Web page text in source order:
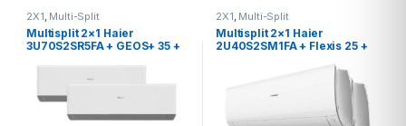
2X1, Multi-Split
Multisplit 2×1 Haier
3U70S2SR5FA + GEOS+ 35 +
2X1, Multi-Split
Multisplit 2×1 Haier
2U40S2SM1FA + Flexis 25 +